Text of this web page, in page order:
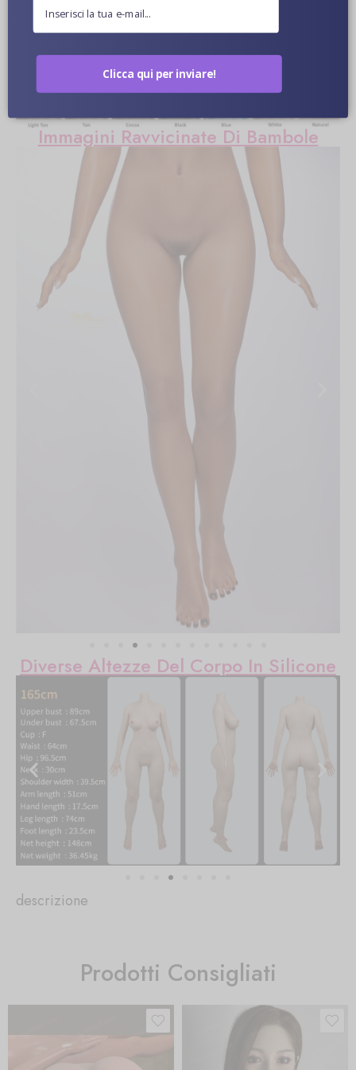
Ulteriori informazioni
Colore Della Pelle Opzionale
Immagini Ravvicinate Di Bambole
Diverse Altezze Del Corpo In Silicone
descrizione
Prodotti Consigliati
Clicca qui per inviare!